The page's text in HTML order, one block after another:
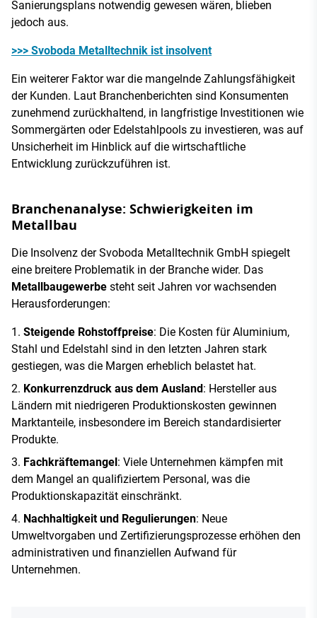
Sanierungsplans notwendig gewesen wären, blieben
jedoch aus.
>>> Svoboda Metalltechnik ist insolvent
Ein weiterer Faktor war die mangelnde Zahlungsfähigkeit
der Kunden. Laut Branchenberichten sind Konsumenten
zunehmend zurückhaltend, in langfristige Investitionen wie
Sommergärten oder Edelstahlpools zu investieren, was auf
Unsicherheit im Hinblick auf die wirtschaftliche
Entwicklung zurückzuführen ist.
Branchenanalyse: Schwierigkeiten im
Metallbau
Die Insolvenz der Svoboda Metalltechnik GmbH spiegelt
eine breitere Problematik in der Branche wider. Das
Metallbaugewerbe steht seit Jahren vor wachsenden
Herausforderungen:
Steigende Rohstoffpreise: Die Kosten für Aluminium,
Stahl und Edelstahl sind in den letzten Jahren stark
gestiegen, was die Margen erheblich belastet hat.
Konkurrenzdruck aus dem Ausland: Hersteller aus
Ländern mit niedrigeren Produktionskosten gewinnen
Marktanteile, insbesondere im Bereich standardisierter
Produkte.
Fachkräftemangel: Viele Unternehmen kämpfen mit
dem Mangel an qualifiziertem Personal, was die
Produktionskapazität einschränkt.
Nachhaltigkeit und Regulierungen: Neue
Umweltvorgaben und Zertifizierungsprozesse erhöhen den
administrativen und finanziellen Aufwand für
Unternehmen.